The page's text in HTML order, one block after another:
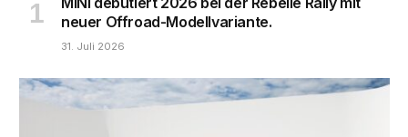
neuer Offroad-Modellvariante.
31. Juli 2026